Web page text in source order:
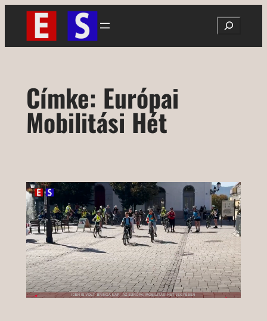
Ugrás
tartalomhoz
Search
Címke: Európai
Mobilitási Hét